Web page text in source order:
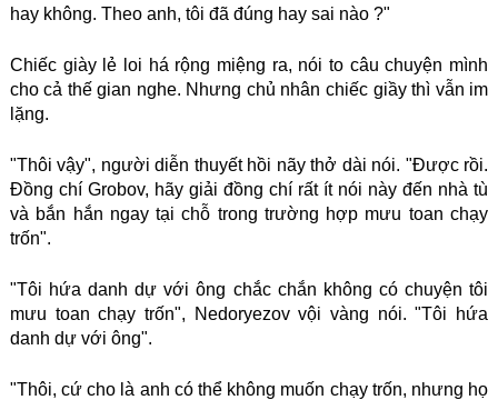
hay không. Theo anh, tôi đã đúng hay sai nào ?"
Chiếc giày lẻ loi há rộng miệng ra, nói to câu chuyện mình
cho cả thế gian nghe. Nhưng chủ nhân chiếc giầy thì vẫn im
lặng.
"Thôi vậy", người diễn thuyết hồi nãy thở dài nói. "Được rồi.
Đồng chí Grobov, hãy giải đồng chí rất ít nói này đến nhà tù
và bắn hắn ngay tại chỗ trong trường hợp mưu toan chạy
trốn".
"Tôi hứa danh dự với ông chắc chắn không có chuyện tôi
mưu toan chạy trốn", Nedoryezov vội vàng nói. "Tôi hứa
danh dự với ông".
"Thôi, cứ cho là anh có thể không muốn chạy trốn, nhưng họ